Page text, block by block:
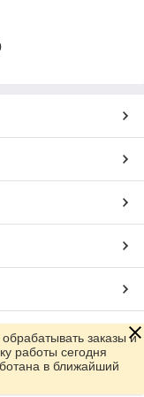
заказы и
работы сегодня
в ближайший